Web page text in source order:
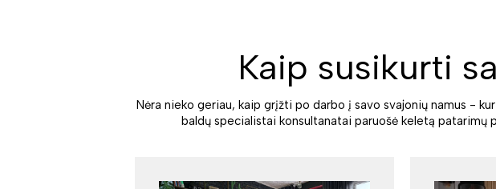
Kaip susikurti
Nėra nieko geriau, kaip grįžti po darbo į savo svajonių namus -
baldų specialistai konsultanatai paruošė keletą patarimų